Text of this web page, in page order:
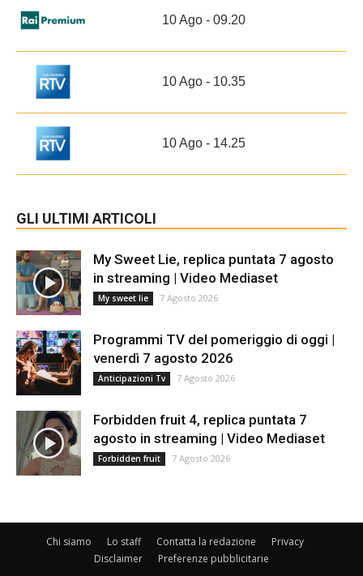
10 Ago - 09.20
10 Ago - 10.35
10 Ago - 14.25
GLI ULTIMI ARTICOLI
My Sweet Lie, replica puntata 7 agosto
in streaming | Video Mediaset
My sweet lie 7 Agosto 2026
Programmi TV del pomeriggio di oggi |
venerdì 7 agosto 2026
Anticipazioni Tv 7 Agosto 2026
Forbidden fruit 4, replica puntata 7
agosto in streaming | Video Mediaset
Forbidden fruit 7 Agosto 2026
Chi siamo Lo staff Contatta la redazione
Privacy
Disclaimer
Preferenze pubblicitarie